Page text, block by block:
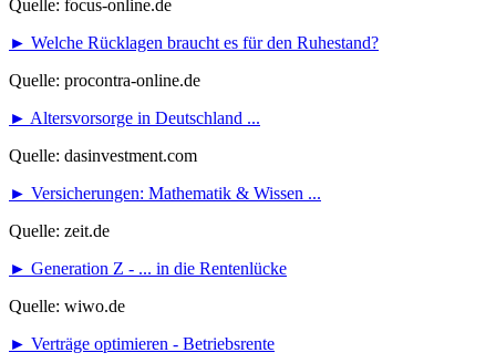
Quelle: focus-online.de
► Welche Rücklagen braucht es für den Ruhestand?
Quelle: procontra-online.de
► Altersvorsorge in Deutschland ...
Quelle: dasinvestment.com
► Versicherungen: Mathematik & Wissen ...
Quelle: zeit.de
► Generation Z - ... in die Rentenlücke
Quelle: wiwo.de
► Verträge optimieren - Betriebsrente